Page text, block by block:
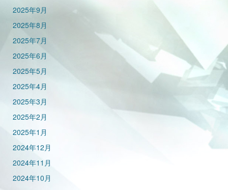
2025年9月
2025年8月
2025年7月
2025年6月
2025年5月
2025年4月
2025年3月
2025年2月
2025年1月
2024年12月
2024年11月
2024年10月